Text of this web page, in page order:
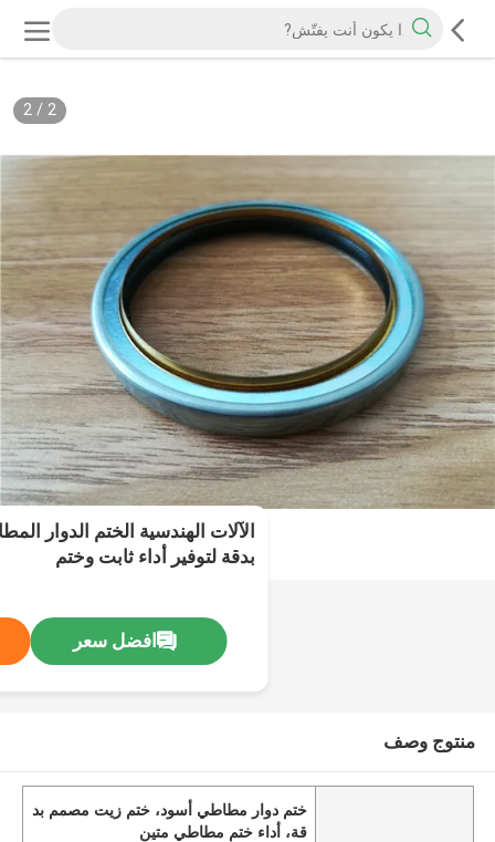
2
/
2
الآلات الهندسية الختم الدوار
بدقة لتوفير أداء ثابت وختم
افضل سعر
منتوج وصف
ختم دوار مطاطي أسود، ختم زيت مصمم بد
قة، أداء ختم مطاطي متين